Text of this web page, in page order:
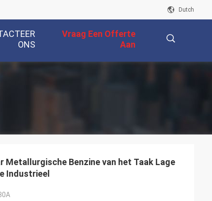
Dutch
ONS
Vraag Een Offerte
Aan
Metallurgische Benzine van het Taak Lage
Industrieel